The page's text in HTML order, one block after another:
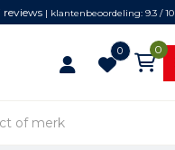
reviews | klantenbeoordeling: 9.3 / 10
0 0